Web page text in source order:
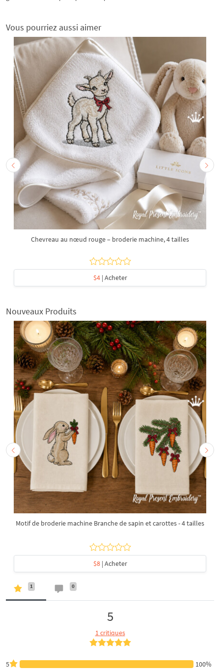
Vous pourriez aussi aimer
Chevreau au nœud rouge – broderie machine, 4 tailles
$4| Acheter
Nouveaux Produits
Motif de broderie machine Branche de sapin et carottes - 4 tailles
$8| Acheter
1 0
5
1 critiques
5 100%